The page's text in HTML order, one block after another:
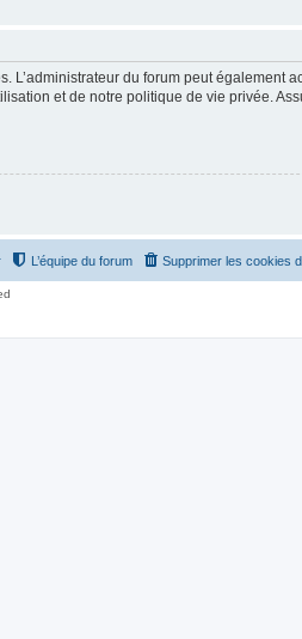
L’administrateur du forum peut également
et de notre politique de vie privée.
Supprimer les cookies
L’équipe du forum